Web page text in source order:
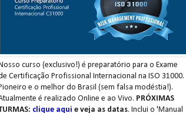
curso (exclusivo!) é preparatório para o Exame
Certificação Profissional Internacional na ISO 31000.
e o melhor do Brasil (sem falsa modéstia!).
é realizado Online e ao Vivo. PRÓXIMAS
clique aqui e veja as datas. Inclui o 'Manual